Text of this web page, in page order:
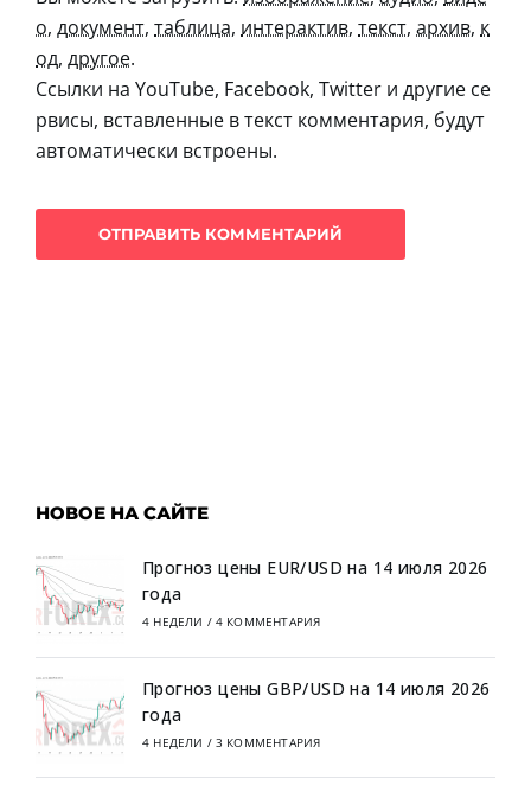
о, документ, таблица, интерактив, текст, архив, к
од, другое.
Ссылки на YouTube, Facebook, Twitter и другие се
рвисы, вставленные в текст комментария, будут
автоматически встроены.
НОВОЕ НА САЙТЕ
Прогноз цены EUR/USD на 14 июля 2026
года
4 НЕДЕЛИ / 4 КОММЕНТАРИЯ
Прогноз цены GBP/USD на 14 июля 2026
года
4 НЕДЕЛИ / 3 КОММЕНТАРИЯ